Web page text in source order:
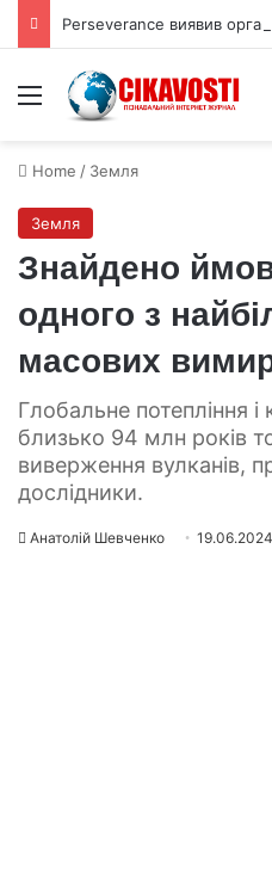
Menu
Home / Земля
Земля
Знайдено
одного з
масових
Глобальне потепління і
близько 94 млн років
виверження вулканів,
дослідники.
Анатолій Шевченко 19.06.2024